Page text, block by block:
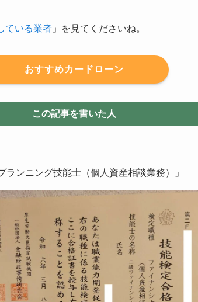
ている業者 」を見てくださいね。
おすすめカードローン
この記事を書いた人
ンニング技能士（個人資産相談業務）」